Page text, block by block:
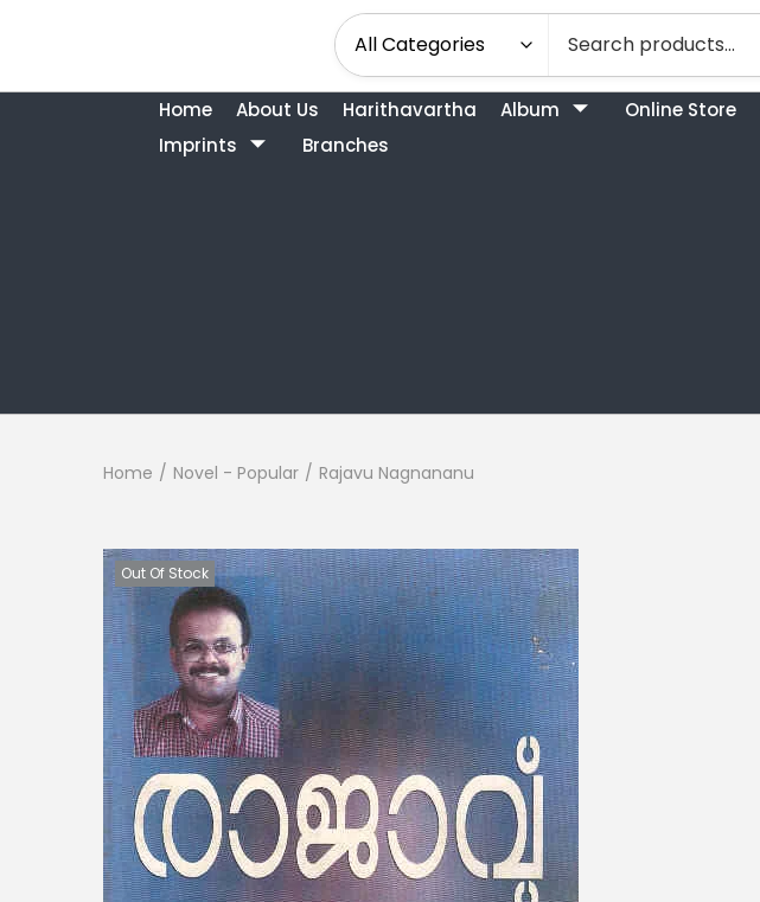
Home About Us Harithavartha Album Online Store
Imprints
Branches
Home / Novel - Popular / Rajavu Nagnananu
Out Of Stock